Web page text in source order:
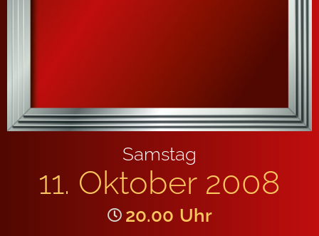
Samstag
11. Oktober 2008
20.00 Uhr